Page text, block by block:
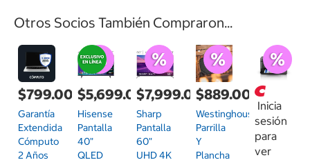
Otros Socios También Compraron...
$799.00
Garantía
Extendida
Cómputo
2 Años
$5,699.00
Hisense
Pantalla
40"
QLED
$7,999.00
Sharp
Pantalla
60"
UHD 4K
$889.00
Westinghouse,
Parrilla
Y
Plancha
Inicia
sesión
para
ver